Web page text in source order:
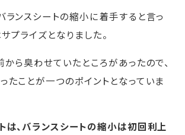
ランスシートの縮小に着手すると言っ
プライズとなりました。
から臭わせていたところがあったので、
たことが一つのポイントとなっていま
は、バランスシートの縮小は初回利上